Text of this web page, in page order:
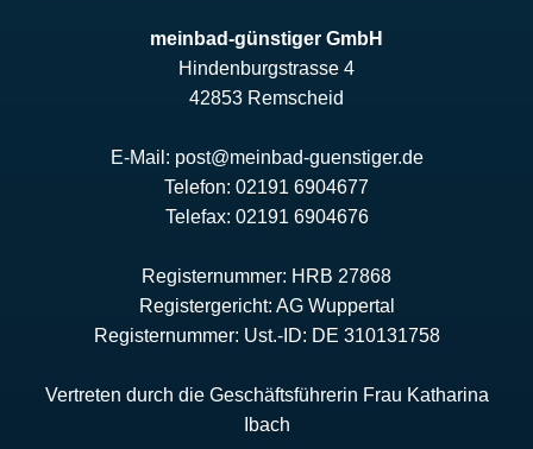
meinbad-günstiger GmbH
Hindenburgstrasse 4
42853 Remscheid
E-Mail: post@meinbad-guenstiger.de
Telefon: 02191 6904677
Telefax: 02191 6904676
Registernummer: HRB 27868
Registergericht: AG Wuppertal
Registernummer: Ust.-ID: DE 310131758
Vertreten durch die Geschäftsführerin Frau Katharina
Ibach